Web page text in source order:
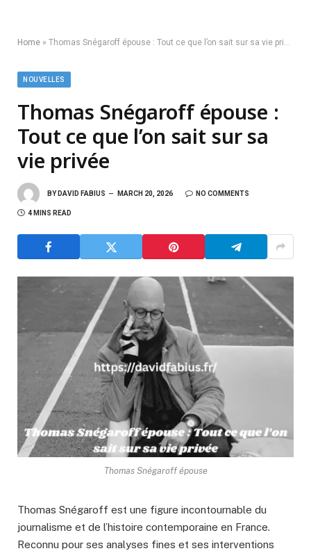
Home » Thomas Snégaroff épouse : Tout ce que l’on sait sur sa vie privée
NOUVELLES
Thomas Snégaroff épouse :
Tout ce que l’on sait sur sa
vie privée
BY DAVID FABIUS MARCH 20, 2026 NO COMMENTS
4 MINS READ
Thomas Snégaroff épouse
Thomas Snégaroff est une figure incontournable du
journalisme et de l’histoire contemporaine en France.
Reconnu pour ses analyses fines et ses interventions